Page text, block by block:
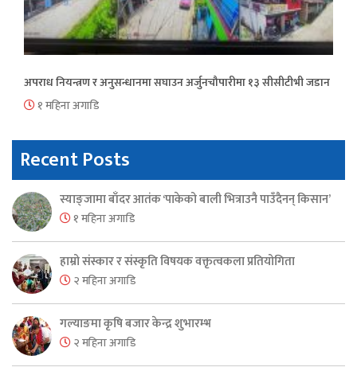
अपराध नियन्त्रण र अनुसन्धानमा सघाउन अर्जुनचौपारीमा १३ सीसीटीभी जडान
१ महिना अगाडि
Recent Posts
स्याङ्जामा बाँदर आतंक ‘पाकेको बाली भित्राउनै पाउँदैनन् किसान’
१ महिना अगाडि
हाम्रो संस्कार र संस्कृति विषयक वक्तृत्वकला प्रतियोगिता
२ महिना अगाडि
गल्याङमा कृषि बजार केन्द्र शुभारम्भ
२ महिना अगाडि